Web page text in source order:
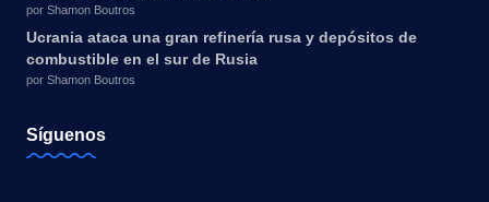
por Shamon Boutros
Ucrania ataca una gran refinería rusa y depósitos de
combustible en el sur de Rusia
por Shamon Boutros
Síguenos